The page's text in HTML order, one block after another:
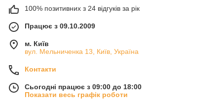
100% позитивних з 24 відгуків за рік
Працює з 09.10.2009
м. Київ
вул. Мельниченка 13, Київ, Україна
Контакти
Сьогодні працює з 09:00 до 18:00
Показати весь графік роботи